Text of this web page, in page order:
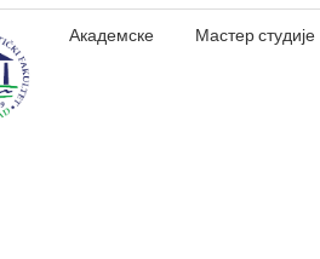
Академске Мастер студије